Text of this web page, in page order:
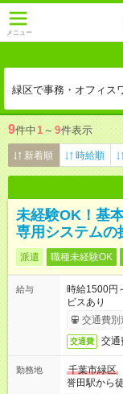
メニュー
緑区で事務・オフィス
9件中1 ～ 9件表示
新着順 時給順
未経験OK！基
専用システムの
派遣 職種未経験OK
給与
時給1500円
ビスあり
交通費別
交通費 交通
勤務地
千葉市緑区
誉田駅から